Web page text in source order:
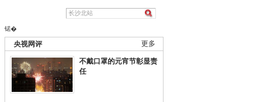
锘�
更多
央视网评
不戴口罩的元宵节彰显责
任